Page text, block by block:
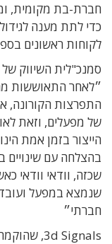
חברת-בת מקומית,
כדי לתת מענה
לקוחות ראשונים
״לאחר התאוששות
התפרצות הקורונה,
של מפעלים, וזאת
הייצור בזמן אמת
בהצלחה עם שינויים
שכזה, וודאי וודאי
שנמצא במפעל
חברתי״